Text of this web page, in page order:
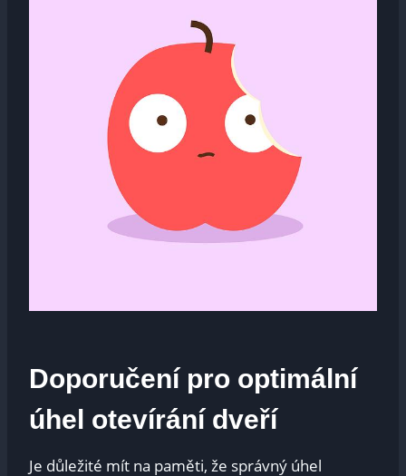
Doporučení pro optimální
úhel otevírání dveří
Je důležité‍ mít ⁣na paměti,⁤ že správný úhel